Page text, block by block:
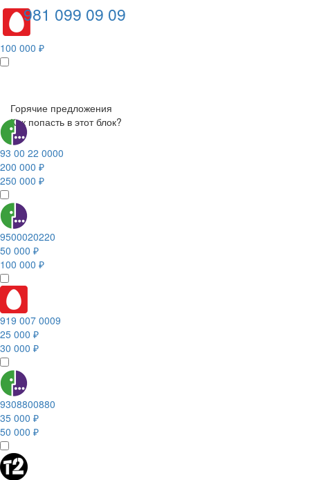
981 099 09 09
100 000 ₽
Горячие предложения
Как попасть в этот блок?
93 00 22 0000
200 000 ₽
250 000 ₽
9500020220
50 000 ₽
100 000 ₽
919 007 0009
25 000 ₽
30 000 ₽
9308800880
35 000 ₽
50 000 ₽